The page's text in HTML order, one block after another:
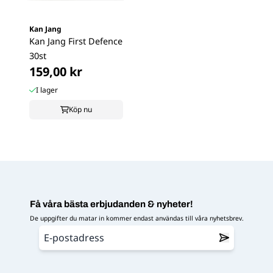
Kan Jang
Kan Jang First Defence
30st
159,00 kr
I lager
Köp nu
Få våra bästa erbjudanden & nyheter!
De uppgifter du matar in kommer endast användas till våra nyhetsbrev.